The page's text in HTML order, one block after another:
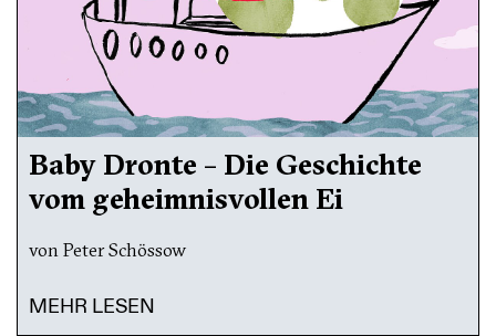
Baby Dronte – Die Geschichte
vom geheimnisvollen Ei
von Peter Schössow
MEHR LESEN